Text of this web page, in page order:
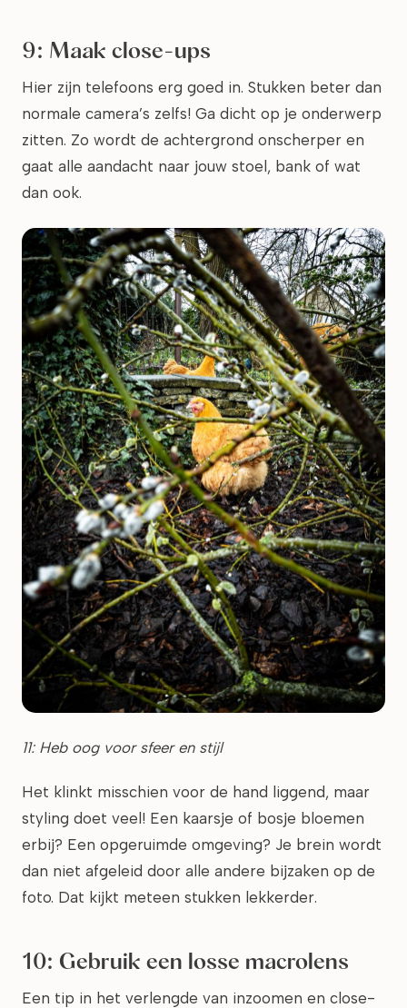
9: Maak close-ups
Hier zijn telefoons erg goed in. Stukken beter dan
normale camera’s zelfs! Ga dicht op je onderwerp
zitten. Zo wordt de achtergrond onscherper en
gaat alle aandacht naar jouw stoel, bank of wat
dan ook.
11: Heb oog voor sfeer en stijl
Het klinkt misschien voor de hand liggend, maar
styling doet veel! Een kaarsje of bosje bloemen
erbij? Een opgeruimde omgeving? Je brein wordt
dan niet afgeleid door alle andere bijzaken op de
foto. Dat kijkt meteen stukken lekkerder.
10: Gebruik een losse macrolens
Een tip in het verlengde van inzoomen en close-